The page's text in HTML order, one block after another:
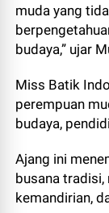
muda yang
budaya,” ujar
Miss Batik
perempuan
budaya,
Ajang ini
busana
kemandirian,